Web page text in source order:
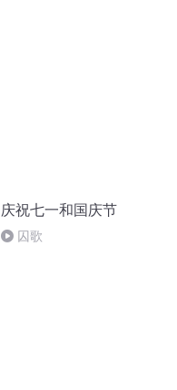
庆祝七一和国庆节
囚歌